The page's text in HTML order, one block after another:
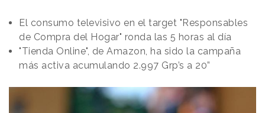
El consumo televisivo en el target "Responsables
de Compra del Hogar" ronda las 5 horas al día
"Tienda Online", de Amazon, ha sido la campaña
más activa acumulando 2.997 Grp’s a 20”